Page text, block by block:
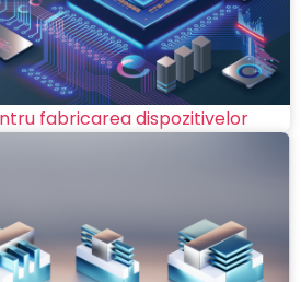
fabricarea dispozitivelor